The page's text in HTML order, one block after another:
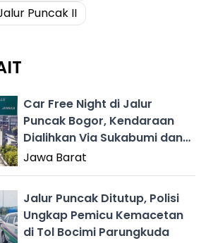
Puncak II
Car Free Night di Jalur
Puncak Bogor, Kendaraan
Dialihkan Via Sukabumi dan
Jonggol
Jawa Barat
Jalur Puncak Ditutup, Polisi
Ungkap Pemicu Kemacetan
di Tol Bocimi Parungkuda